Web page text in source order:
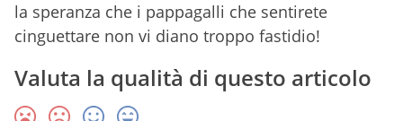
la speranza che i pappagalli che sentirete
cinguettare non vi diano troppo fastidio!
Valuta la qualità di questo articolo